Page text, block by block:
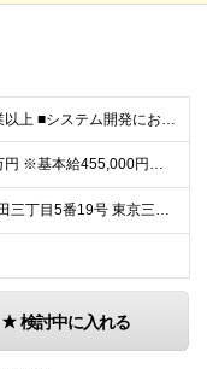
【必須】 ■高等学校卒業以上 ■システム開発における一連の経験（要件定義からリリース・本稼働まで） ■プロジェクトリード経験（目安：30人月以上の規模の案件全体をリードした経験）
年収 740万円 〜 1200万円 ※基本給455,000円～732,000円 ※試用期間中の給与・待遇は本採用と同額 ※賃金形態 月給制 ※6ヶ月の試用期間あり（試用期間中の給与・待遇は本採用と同
【本社】 東京都港区三田三丁目5番19号 東京三田ガーデンタワー ※（変更の範囲）会社の定める場所(テレワークを行う場所を含む)
検討中に入れる